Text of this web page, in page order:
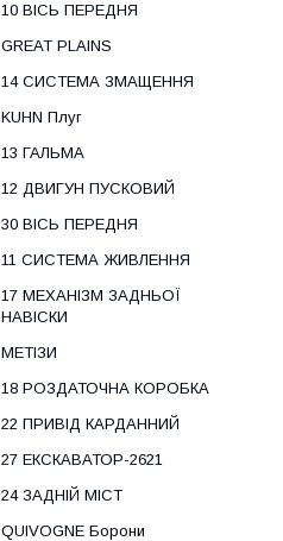
10 ВІСЬ ПЕРЕДНЯ
GREAT PLAINS
14 СИСТЕМА ЗМАЩЕННЯ
KUHN Плуг
13 ГАЛЬМА
12 ДВИГУН ПУСКОВИЙ
30 ВІСЬ ПЕРЕДНЯ
11 СИСТЕМА ЖИВЛЕННЯ
17 МЕХАНІЗМ ЗАДНЬОЇ
НАВІСКИ
МЕТІЗИ
18 РОЗДАТОЧНА КОРОБКА
22 ПРИВІД КАРДАННИЙ
27 ЕКСКАВАТОР-2621
24 ЗАДНІЙ МІСТ
QUIVOGNE Борони